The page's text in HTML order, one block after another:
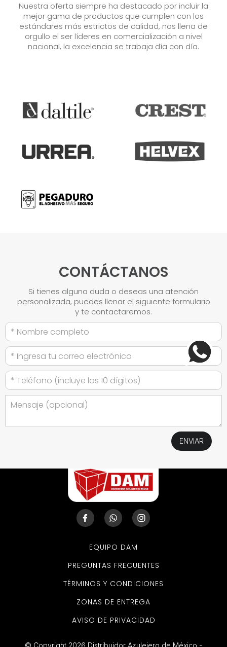
Nuestra oferta siempre ha destacado por incluir la
mejor gama de productos que cumplen con los
estándares más estrictos de calidad, nos llena de
orgullo el ser líderes en comercialización a nivel
nacional, la excelencia se trabaja día con día.
CONTÁCTANOS
Si tienes alguna duda o deseas una atención
personalizada, puedes llenar el siguiente formulario
y te contactaremos.
EQUIPO DAM
PREGUNTAS FRECUENTES
TÉRMINOS Y CONDICIONES
ZONAS DE ENTREGA
AVISO DE PRIVACIDAD
© Copyright 2026 Distribuidor Azulejero de México -